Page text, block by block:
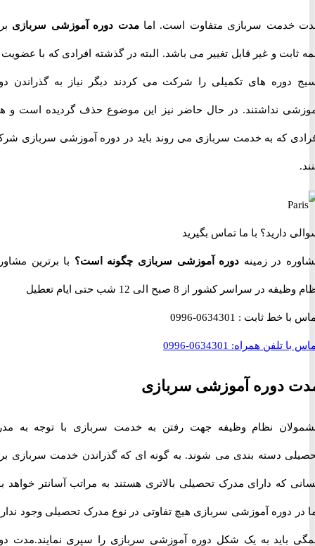
سربازی متفاوت است. اما مدت دوره آموزشی سربازیبرای
و غیر قابل تغییر می باشد. البته در گذشته افرادی که با عضویت در
دوره های تکمیلی را شرکت می کردند دیگر نیاز به گذراندن دوره
نداشتند. در حال حاضر نیز این موضوع حذف گردیده است و همه
که به خدمت سربازی می روند باید در دوره آموزشی سربازی شرکت
دارید؟ با ما تماس بگیرید
در زمینهدوره آموزشی سربازی چگونه است؟با برترین مشاوران
در سراسر کشور از 8 صبح الی 12 شب حتی ایام تعطیل
با خط ثابت :0634301-0996
تلفن همراه:0634301-0996
دوره آموزشی سربازی
نظام وظیفه جهت رفتن به خدمت سربازی با توجه به مدرک
دسته بندی می شوند. به گونه ای که گذراندن خدمت سربازی برای
که دارای مدرک تحصیلی بالاتری هستند به مراتب آسانتر خواهد بود.
دوره آموزشی سربازی هیچ تفاوتی در نوع مدرک تحصیلی وجود ندارد و
باید به یک شکل دوره آموزشی سربازی را سپری نمایند.مدت دوره